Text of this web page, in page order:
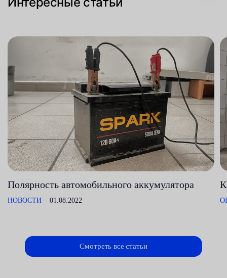
Полярность автомобильного аккумулятора
НОВОСТИ 01.08.2022
Смотреть все статьи